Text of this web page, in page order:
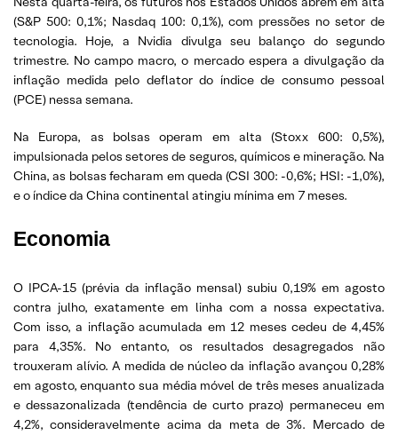
(S&P 500: 0,1%; Nasdaq 100: 0,1%), com pressões no setor de
tecnologia. Hoje, a Nvidia divulga seu balanço do segundo
trimestre. No campo macro, o mercado espera a divulgação da
inflação medida pelo deflator do índice de consumo pessoal
(PCE) nessa semana.
Na Europa, as bolsas operam em alta (Stoxx 600: 0,5%),
impulsionada pelos setores de seguros, químicos e mineração. Na
China, as bolsas fecharam em queda (CSI 300: -0,6%; HSI: -1,0%),
e o índice da China continental atingiu mínima em 7 meses.
Economia
O IPCA-15 (prévia da inflação mensal) subiu 0,19% em agosto
contra julho, exatamente em linha com a nossa expectativa.
Com isso, a inflação acumulada em 12 meses cedeu de 4,45%
para 4,35%. No entanto, os resultados desagregados não
trouxeram alívio. A medida de núcleo da inflação avançou 0,28%
em agosto, enquanto sua média móvel de três meses anualizada
e dessazonalizada (tendência de curto prazo) permaneceu em
4,2%, consideravelmente acima da meta de 3%. Mercado de